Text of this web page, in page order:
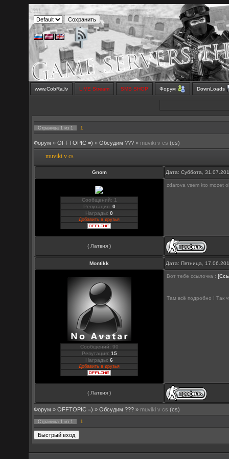
www.CobRa.lv LIVE Stream SMS SHOP Форум DownLoads
Страница 1 из 1 1
Форум » OFFTOPIC =) » Обсудим ??? » muviki v cs (cs)
muviki v cs
Gnom Дата: Суббота,
Сообщений: 1
Репутация: 0
Награды:0
Добавить в друзья
zdarova vsem kto mozet
( Латвия )
Montikk Дата: Пятница,
Сообщений: 90
Репутация: 15
Награды:6
Добавить в друзья
Вот тебе сcылочка :
Там всё подробно ! Так
( Латвия )
Форум » OFFTOPIC =) » Обсудим ??? » muviki v cs (cs)
Страница 1 из 1 1